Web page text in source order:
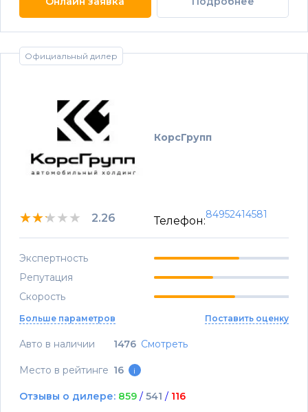
Официальный дилер
КорсГрупп
★★★★★
★★★★★
★★★★★ 2.26 Телефон:
84952414581
Экспертность
Репутация
Скорость
Больше параметров Поставить оценку
Авто в наличии 1476 Смотреть
Место в рейтинге 16 i
Отзывы о дилере: 859 / 541 / 116